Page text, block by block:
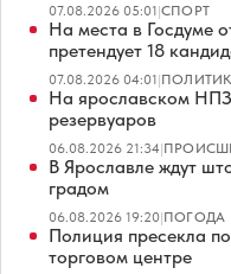
07.08.2026 05:01|СПОРТ
На места в Госдуме
претендует 18
07.08.2026 04:01|
На ярославском
резервуаров
06.08.2026 21:34|
В Ярославле ждут
градом
06.08.2026 19:20|ПОГОДА
Полиция пресекла
торговом центре